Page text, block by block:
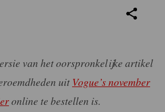
van het oorspronkelijke artikel
uit Vogue’s november
online te bestellen is.